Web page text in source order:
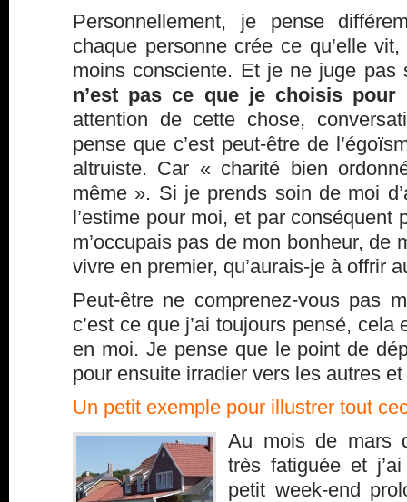
Personnellement, je pense
chaque personne crée ce qu’elle
moins consciente. Et je ne juge
n’est pas ce que je choisis pour
attention de cette chose,
pense que c’est peut-être de
altruiste. Car « charité bien
même ». Si je prends soin de moi
l’estime pour moi, et par conséquent
m’occupais pas de mon bonheur, de
vivre en premier, qu’aurais-je à offrir
Peut-être ne comprenez-vous pas
c’est ce que j’ai toujours pensé,
en moi. Je pense que le point de
pour ensuite irradier vers les autres et
Un petit exemple pour illustrer tout
Au mois de mars
très fatiguée et
petit week-end